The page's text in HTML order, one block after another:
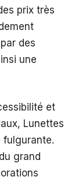
prix très
des
une
et
Lunettes
fulgurante.
grand